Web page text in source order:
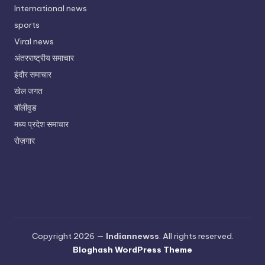
International news
sports
Viral news
अंतरराष्ट्रीय समाचार
इंदौर समाचार
खेल जगत
बॉलीवुड
मध्य प्रदेश समाचार
रोज़गार
Copyright 2026 — Indiannewss. All rights reserved.
Bloghash WordPress Theme